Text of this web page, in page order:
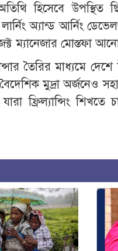
হিসেবে উপস্থিত
অ্যান্ড আর্নিং
ম্যানেজার মোস্তফা
তৈরির মাধ্যমে
বৈদেশিক মুদ্রা অর্জনেও
ফ্রিল্যান্সিং